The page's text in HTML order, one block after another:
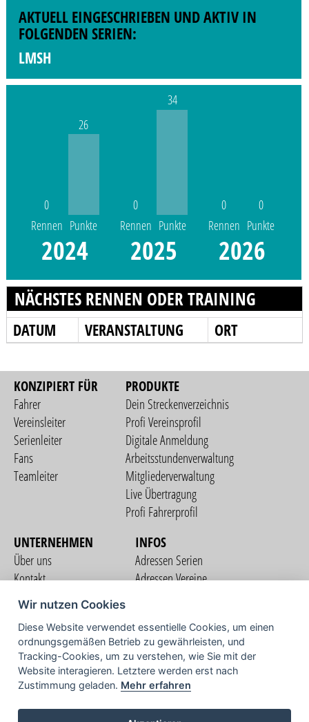
AKTUELL EINGESCHRIEBEN UND AKTIV IN
FOLGENDEN SERIEN:
LMSH
0
Rennen
26
Punkte
2024
0
Rennen
34
Punkte
2025
0
Rennen
0
Punkte
2026
NÄCHSTES RENNEN ODER TRAINING
DATUM VERANSTALTUNG ORT
KONZIPIERT FÜR
Fahrer
Vereinsleiter
Serienleiter
Fans
Teamleiter
PRODUKTE
Dein Streckenverzeichnis
Profi Vereinsprofil
Digitale Anmeldung
Arbeitsstundenverwaltung
Mitgliederverwaltung
Live Übertragung
Profi Fahrerprofil
UNTERNEHMEN
Über uns
Kontakt
Nutzungsbedingungen
Datenschutzerklärung
Impressum
INFOS
Adressen Serien
Adressen Vereine
COMMUNITY
TV
Wir nutzen Cookies
Diese Website verwendet essentielle Cookies, um einen
ordnungsgemäßen Betrieb zu gewährleisten, und
Tracking-Cookies, um zu verstehen, wie Sie mit der
Website interagieren. Letztere werden erst nach
Zustimmung geladen. Mehr erfahren